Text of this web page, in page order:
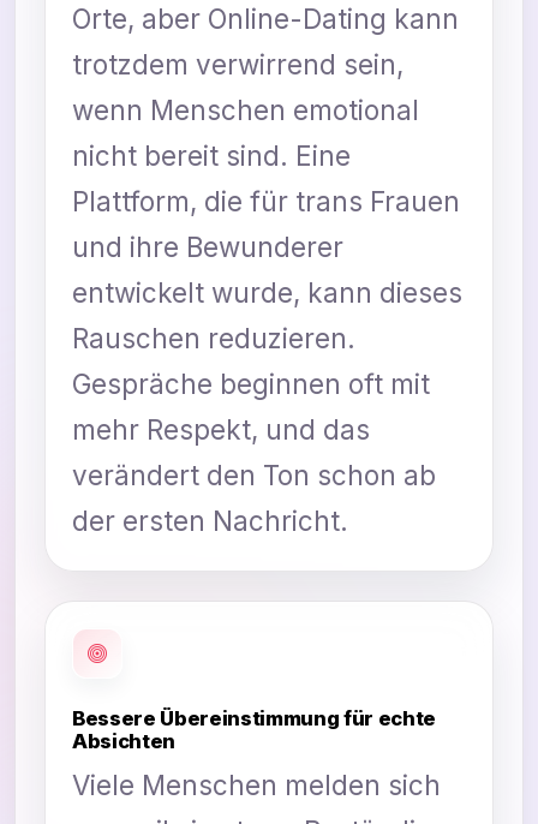
Orte, aber Online-Dating kann
trotzdem verwirrend sein,
wenn Menschen emotional
nicht bereit sind. Eine
Plattform, die für trans Frauen
und ihre Bewunderer
entwickelt wurde, kann dieses
Rauschen reduzieren.
Gespräche beginnen oft mit
mehr Respekt, und das
verändert den Ton schon ab
der ersten Nachricht.
Bessere Übereinstimmung für echte
Absichten
Viele Menschen melden sich